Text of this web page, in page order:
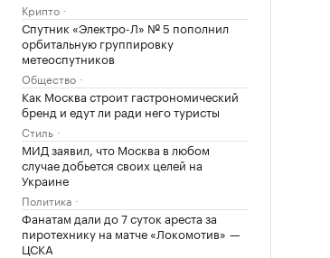
Крипто
Спутник «Электро-Л» № 5 пополнил
орбитальную группировку
метеоспутников
Общество
Как Москва строит гастрономический
бренд и едут ли ради него туристы
Стиль
МИД заявил, что Москва в любом
случае добьется своих целей на
Украине
Политика
Фанатам дали до 7 суток ареста за
пиротехнику на матче «Локомотив» —
ЦСКА